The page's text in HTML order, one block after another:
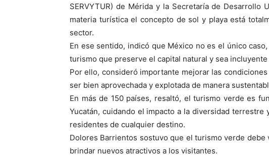
SERVYTUR) de Mérida y la Secretaría de
materia turística el concepto de sol y playa está
sector.
En ese sentido, indicó que México no es el único
turismo que preserve el capital natural y sea
Por ello, consideró importante mejorar las
ser bien aprovechada y explotada de manera
En más de 150 países, resaltó, el turismo verde es
Yucatán, cuidando el impacto a la diversidad
residentes de cualquier destino.
Dolores Barrientos sostuvo que el turismo verde
brindar nuevos atractivos a los visitantes.